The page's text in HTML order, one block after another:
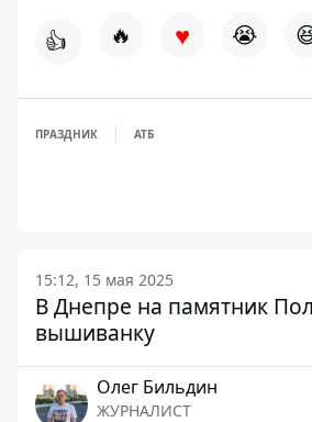
👍 🔥 ♥ 😭
ПРАЗДНИК АТБ
15:12, 15 мая 2025
В Днепре на памятник
вышиванку
Олег Бильдин
ЖУРНАЛИСТ